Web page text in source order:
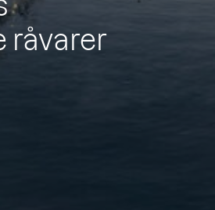
råvarer